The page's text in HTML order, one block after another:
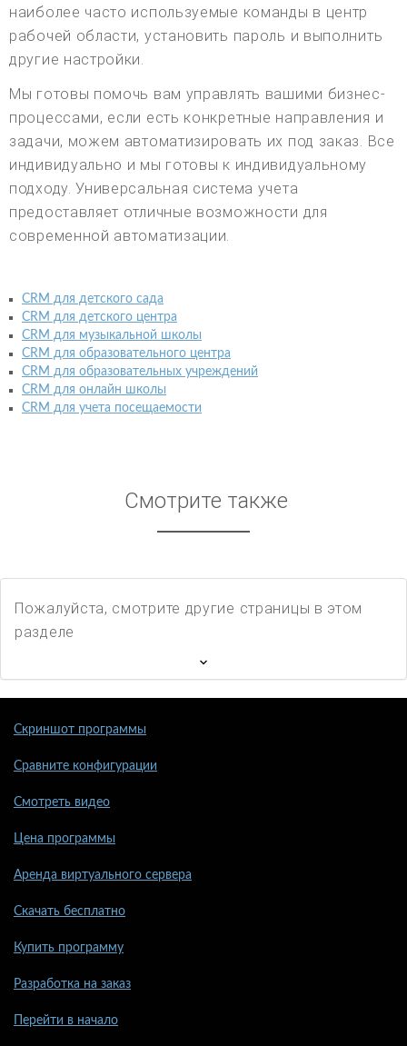
наиболее часто используемые команды в центр
рабочей области, установить пароль и выполнить
другие настройки.
Мы готовы помочь вам управлять вашими бизнес-
процессами, если есть конкретные направления и
задачи, можем автоматизировать их под заказ. Все
индивидуально и мы готовы к индивидуальному
подходу. Универсальная система учета
предоставляет отличные возможности для
современной автоматизации.
CRM для детского сада
CRM для детского центра
CRM для музыкальной школы
CRM для образовательного центра
CRM для образовательных учреждений
CRM для онлайн школы
CRM для учета посещаемости
Смотрите также
Пожалуйста, смотрите другие страницы в этом
разделе
Скриншот программы
Сравните конфигурации
Смотреть видео
Цена программы
Аренда виртуального сервера
Скачать бесплатно
Купить программу
Разработка на заказ
Перейти в начало